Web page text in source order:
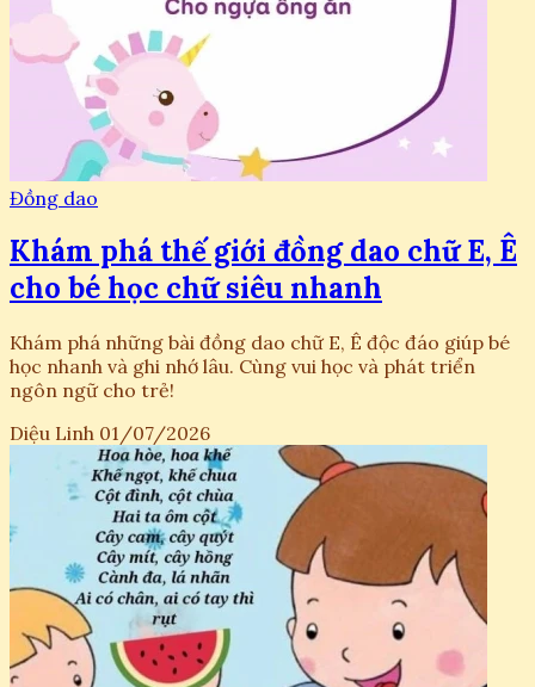
Đồng dao
Khám phá thế giới đồng dao chữ E, Ê
cho bé học chữ siêu nhanh
Khám phá những bài đồng dao chữ E, Ê độc đáo giúp bé
học nhanh và ghi nhớ lâu. Cùng vui học và phát triển
ngôn ngữ cho trẻ!
Diệu Linh 01/07/2026